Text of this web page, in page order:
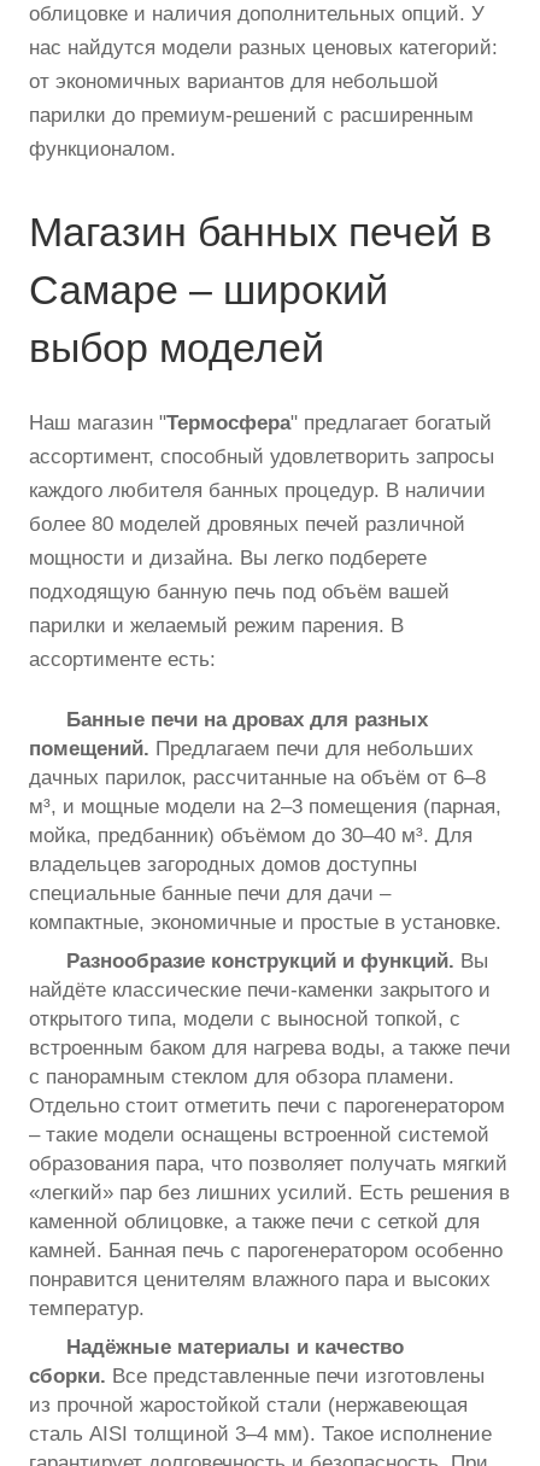
облицовке и наличия дополнительных опций. У
нас найдутся модели разных ценовых категорий:
от экономичных вариантов для небольшой
парилки до премиум-решений с расширенным
функционалом.
Магазин банных печей в
Самаре – широкий
выбор моделей
Наш магазин "Термосфера" предлагает богатый
ассортимент, способный удовлетворить запросы
каждого любителя банных процедур. В наличии
более 80 моделей дровяных печей различной
мощности и дизайна. Вы легко подберете
подходящую банную печь под объём вашей
парилки и желаемый режим парения. В
ассортименте есть:
Банные печи на дровах для разных
помещений. Предлагаем печи для небольших
дачных парилок, рассчитанные на объём от 6–8
м³, и мощные модели на 2–3 помещения (парная,
мойка, предбанник) объёмом до 30–40 м³. Для
владельцев загородных домов доступны
специальные банные печи для дачи –
компактные, экономичные и простые в установке.
Разнообразие конструкций и функций. Вы
найдёте классические печи-каменки закрытого и
открытого типа, модели с выносной топкой, с
встроенным баком для нагрева воды, а также печи
с панорамным стеклом для обзора пламени.
Отдельно стоит отметить печи с парогенератором
– такие модели оснащены встроенной системой
образования пара, что позволяет получать мягкий
«легкий» пар без лишних усилий. Есть решения в
каменной облицовке, а также печи с сеткой для
камней. Банная печь с парогенератором особенно
понравится ценителям влажного пара и высоких
температур.
Надёжные материалы и качество
сборки. Все представленные печи изготовлены
из прочной жаростойкой стали (нержавеющая
сталь AISI толщиной 3–4 мм). Такое исполнение